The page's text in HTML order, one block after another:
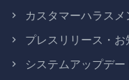
カスタマーハラス
プレスリリース・お
システムアップデー